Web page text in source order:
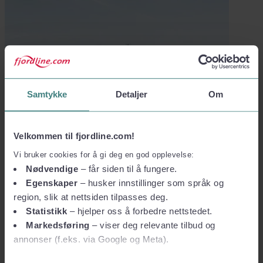
Samtykke Detaljer Om
Velkommen til fjordline.com!
Vi bruker cookies for å gi deg en god opplevelse:
Nødvendige – får siden til å fungere.
Egenskaper – husker innstillinger som språk og
region, slik at nettsiden tilpasses deg.
Statistikk – hjelper oss å forbedre nettstedet.
Markedsføring – viser deg relevante tilbud og
annonser (f.eks. via Google og Meta).
Sosial ansvarlighet – åpenhetsloven
Fjord Line sine redegjørelser og aktsomhetsvurderinger.
Les mer
Vilkår og personvern
Reise og kjøpsvilkår PersonvernVilkår for pakkereiser